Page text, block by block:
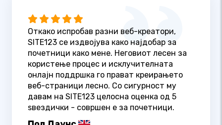
Откако испробав разни веб-креатори,
SITE123 се издвојува како најдобар за
почетници како мене. Неговиот лесен за
користење процес и исклучителната
онлајн поддршка го прават креирањето
веб-страници лесно. Со сигурност му
давам на SITE123 целосна оценка од 5
ѕвездички - совршен е за почетници.